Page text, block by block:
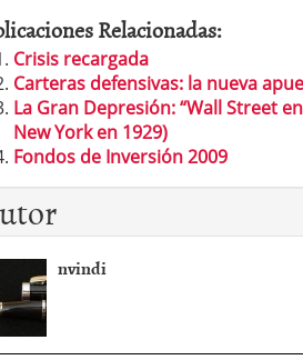
Relacionadas:
Crisis recargada
Carteras defensivas: la nueva
La Gran Depresión: “Wall Street
New York en 1929)
Fondos de Inversión 2009
nvindi